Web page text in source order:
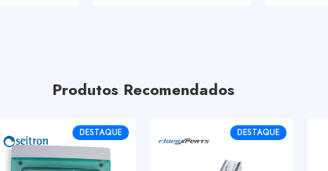
Produtos Recomendados
DESTAQUE DESTAQUE